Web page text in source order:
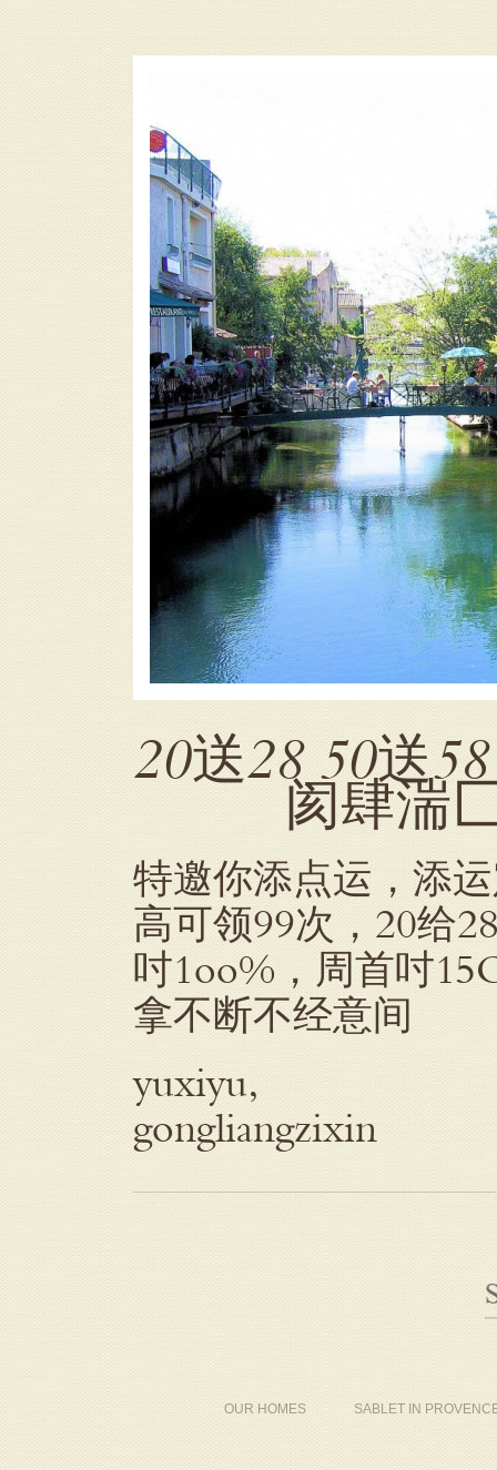
20送28 50送
阂肆湍
特邀你添点运，添
高可领99次，20给
吋1oo%，周首吋
拿不断不经意间
yuxiyu,
gongliangzixin
OUR HOMES SABLET IN